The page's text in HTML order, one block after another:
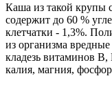
Каша из такой крупы
содержит до 60 %
клетчатки - 1,3%.
из организма
кладезь витаминов
калия, магния,